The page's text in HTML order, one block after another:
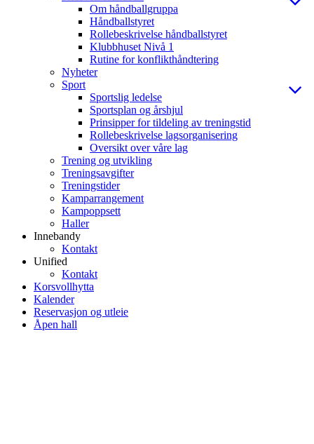
Om håndballgruppa
Håndballstyret
Rollebeskrivelse håndballstyret
Klubbhuset Nivå 1
Rutine for konflikthåndtering
Nyheter
Sport
Sportslig ledelse
Sportsplan og årshjul
Prinsipper for tildeling av treningstid
Rollebeskrivelse lagsorganisering
Oversikt over våre lag
Trening og utvikling
Treningsavgifter
Treningstider
Kamparrangement
Kampoppsett
Haller
Innebandy
Kontakt
Unified
Kontakt
Korsvollhytta
Kalender
Reservasjon og utleie
Åpen hall